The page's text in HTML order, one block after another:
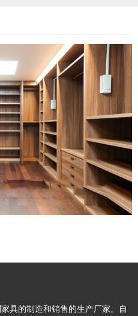
具的制造和销售的生产厂家。自